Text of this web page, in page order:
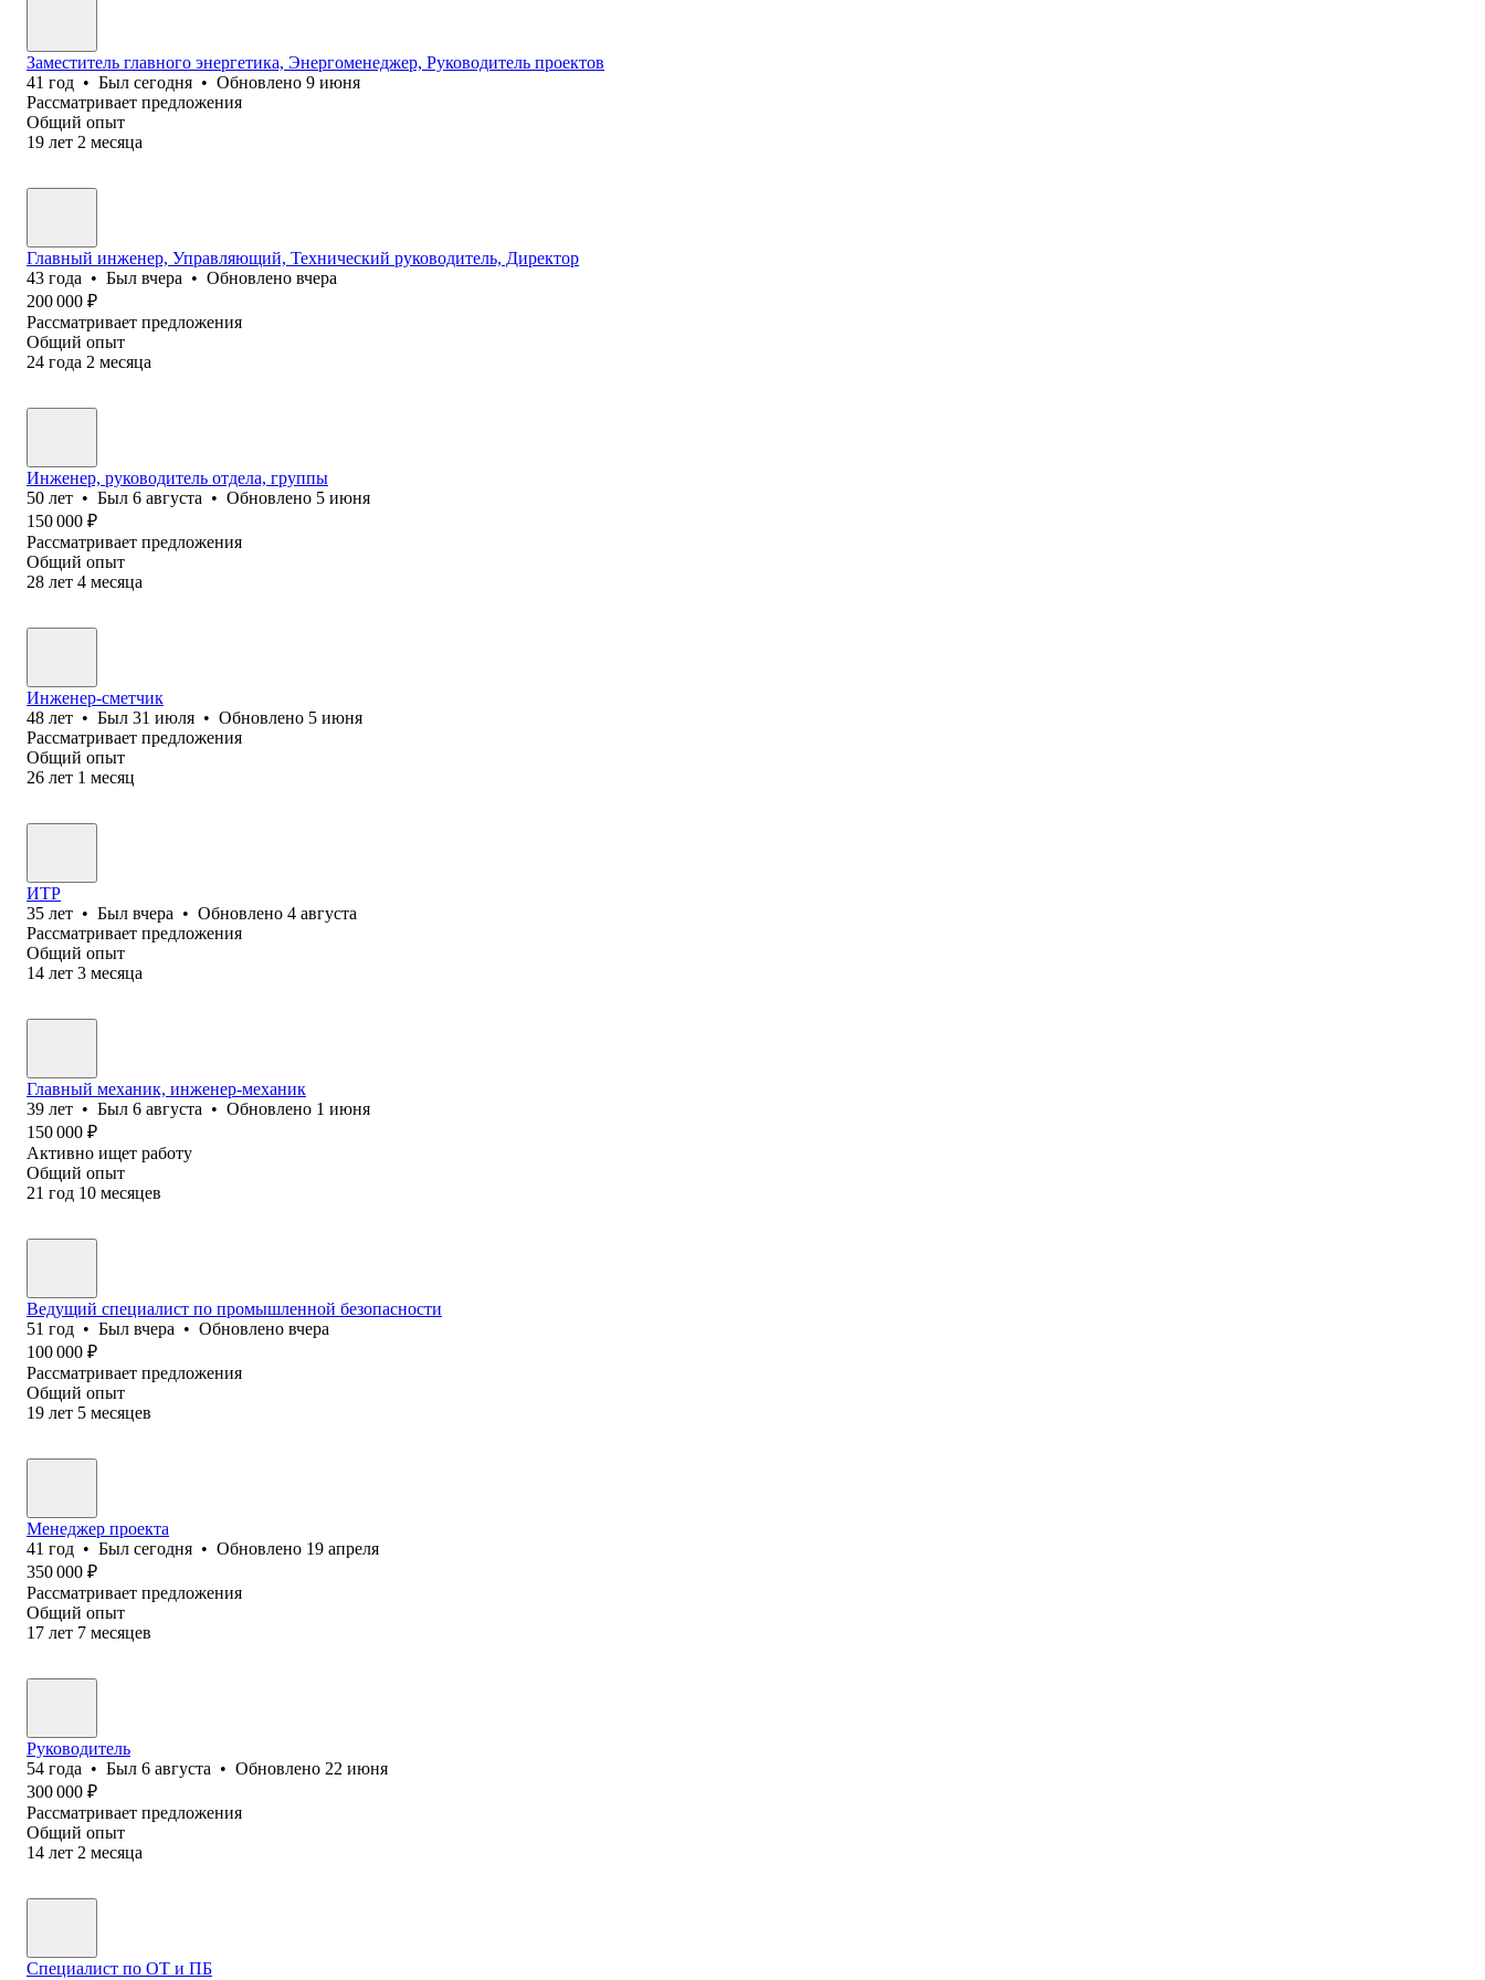
Заместитель главного энергетика, Энергоменеджер, Руководитель проектов
41 год • Был сегодня • Обновлено 9 июня
Рассматривает предложения
Общий опыт
19 лет 2 месяца
Главный инженер, Управляющий, Технический руководитель, Директор
43 года • Был вчера • Обновлено вчера
200 000 ₽
Рассматривает предложения
Общий опыт
24 года 2 месяца
Инженер, руководитель отдела, группы
50 лет • Был 6 августа • Обновлено 5 июня
150 000 ₽
Рассматривает предложения
Общий опыт
28 лет 4 месяца
Инженер-сметчик
48 лет • Был 31 июля • Обновлено 5 июня
Рассматривает предложения
Общий опыт
26 лет 1 месяц
ИТР
35 лет • Был вчера • Обновлено 4 августа
Рассматривает предложения
Общий опыт
14 лет 3 месяца
Главный механик, инженер-механик
39 лет • Был 6 августа • Обновлено 1 июня
150 000 ₽
Активно ищет работу
Общий опыт
21 год 10 месяцев
Ведущий специалист по промышленной безопасности
51 год • Был вчера • Обновлено вчера
100 000 ₽
Рассматривает предложения
Общий опыт
19 лет 5 месяцев
Менеджер проекта
41 год • Был сегодня • Обновлено 19 апреля
350 000 ₽
Рассматривает предложения
Общий опыт
17 лет 7 месяцев
Руководитель
54 года • Был 6 августа • Обновлено 22 июня
300 000 ₽
Рассматривает предложения
Общий опыт
14 лет 2 месяца
Специалист по ОТ и ПБ